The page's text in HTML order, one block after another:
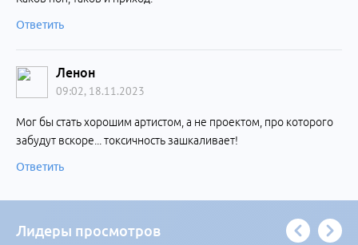
Ответить
Ленон
09:02, 18.11.2023
Мог бы стать хорошим артистом, а не проектом, про которого
забудут вскоре... токсичность зашкаливает!
Ответить
Лидеры просмотров